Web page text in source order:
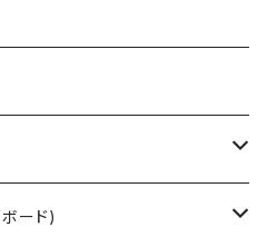
ード)